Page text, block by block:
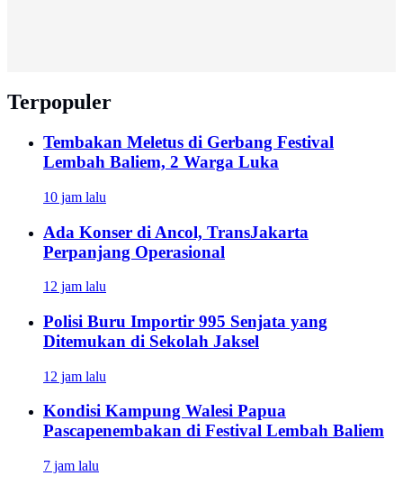
Terpopuler
Tembakan Meletus di Gerbang Festival
Lembah Baliem, 2 Warga Luka
10 jam lalu
Ada Konser di Ancol, TransJakarta
Perpanjang Operasional
12 jam lalu
Polisi Buru Importir 995 Senjata yang
Ditemukan di Sekolah Jaksel
12 jam lalu
Kondisi Kampung Walesi Papua
Pascapenembakan di Festival Lembah Baliem
7 jam lalu